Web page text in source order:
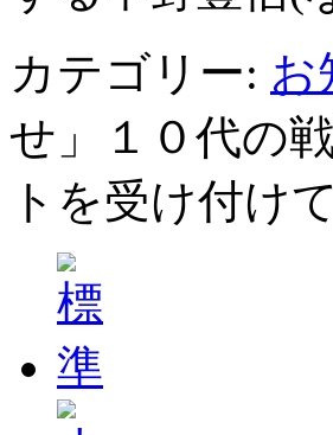
カテゴリー: お
せ」１０代の
トを受け付け